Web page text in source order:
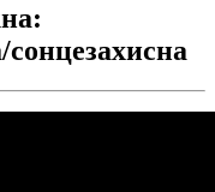
сонцезахисна